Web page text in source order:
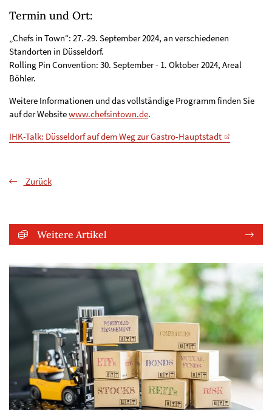
Termin und Ort:
„Chefs in Town“: 27.-29. September 2024, an verschiedenen
Standorten in Düsseldorf.
Rolling Pin Convention: 30. September - 1. Oktober 2024, Areal
Böhler.
Weitere Informationen und das vollständige Programm finden Sie
auf der Websitewww.chefsintown.de.
IHK-Talk: Düsseldorf auf dem Weg zur Gastro-Hauptstadt
Zurück
Weitere Artikel